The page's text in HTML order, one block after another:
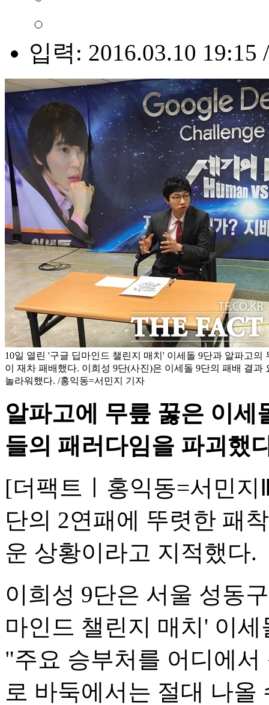
입력: 2016.03.10 19:15
10일 열린 '구글 딥마인드 챌린지 매치' 이세돌 9단과 알파고의
이 재차 패배했다. 이희성 9단(사진)은 이세돌 9단의 패배 결과
놀라워했다. /홍익동=서민지 기자
알파고에 무릎 꿇은 이
들의 패러다임을 파괴했
[더팩트ㅣ홍익동=서민지
단의 2연패에 뚜렷한 패
운 상황이라고 지적했다.
이희성 9단은 서울 성동
마인드 챌린지 매치' 이
"주요 승부처를 어디에
로 바둑에서는 절대 나